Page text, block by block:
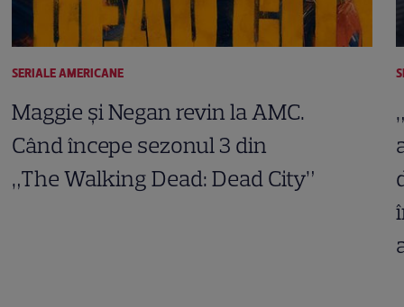
SERIALE AMERICANE
Maggie și Negan revin la AMC.
Când începe sezonul 3 din
„The Walking Dead: Dead City”